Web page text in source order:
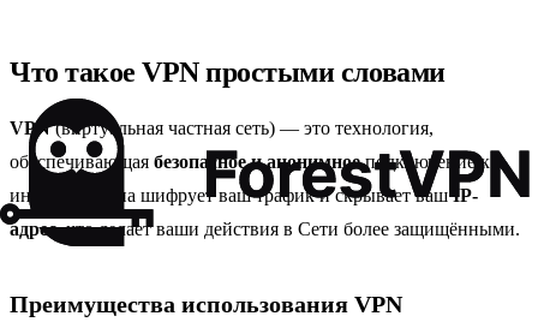
Что такое VPN простыми словами
VPN(виртуальная частная сеть) — это технология,
обеспечивающая безопасное и анонимноеподключение к
интернету. Она шифрует ваш трафик и скрывает вашIP-
адрес, что делает ваши действия в Сети более защищёнными.
Преимущества использования VPN